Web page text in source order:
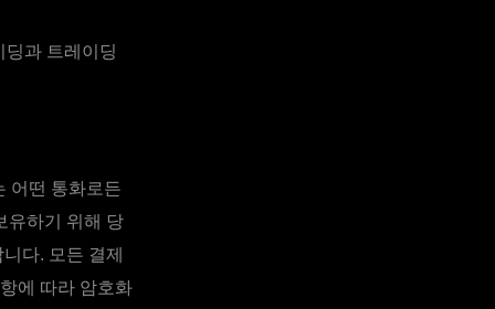
과 트레이딩
어떤 통화로든
유하기 위해 당
다. 모든 결제
에 따라 암호화